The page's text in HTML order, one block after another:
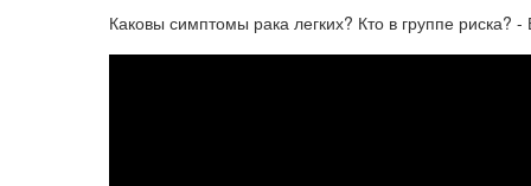
Каковы симптомы рака легких? Кто в группе риска? -